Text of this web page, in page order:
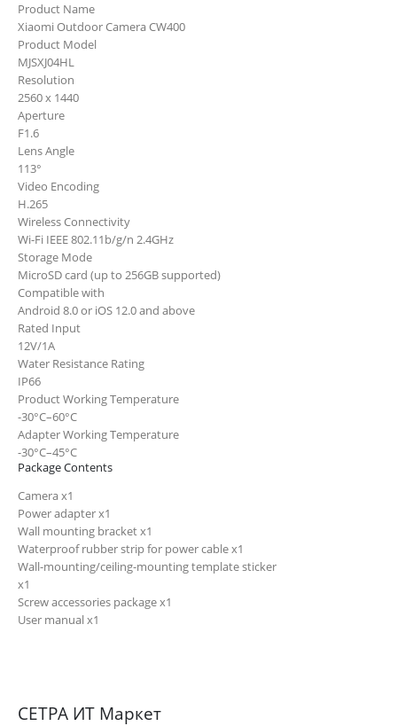
Product Name
Xiaomi Outdoor Camera CW400
Product Model
MJSXJ04HL
Resolution
2560 x 1440
Aperture
F1.6
Lens Angle
113°
Video Encoding
H.265
Wireless Connectivity
Wi-Fi IEEE 802.11b/g/n 2.4GHz
Storage Mode
MicroSD card (up to 256GB supported)
Compatible with
Android 8.0 or iOS 12.0 and above
Rated Input
12V/1A
Water Resistance Rating
IP66
Product Working Temperature
-30°C–60°C
Adapter Working Temperature
-30°C–45°C
Package Contents
Camera x1
Power adapter x1
Wall mounting bracket x1
Waterproof rubber strip for power cable x1
Wall-mounting/ceiling-mounting template sticker
x1
Screw accessories package x1
User manual x1
СЕТРА ИТ Маркет